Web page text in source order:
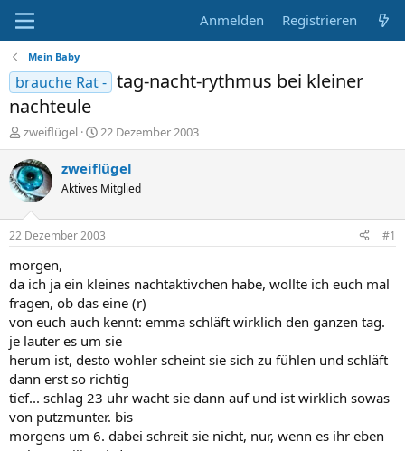
Anmelden Registrieren
Mein Baby
brauche Rat - tag-nacht-rythmus bei kleiner
nachteule
E
r
s
t
e
e
r
zweiflügel
E
r
s
e
l
t
m
22 Dezember 2003
zweiflügel
Aktives Mitglied
22 Dezember 2003 #1
morgen,
da ich ja ein kleines nachtaktivchen habe, wollte ich euch mal
fragen, ob das eine (r)
von euch auch kennt: emma schläft wirklich den ganzen tag.
je lauter es um sie
herum ist, desto wohler scheint sie sich zu fühlen und schläft
dann erst so richtig
tief... schlag 23 uhr wacht sie dann auf und ist wirklich sowas
von putzmunter. bis
morgens um 6. dabei schreit sie nicht, nur, wenn es ihr eben